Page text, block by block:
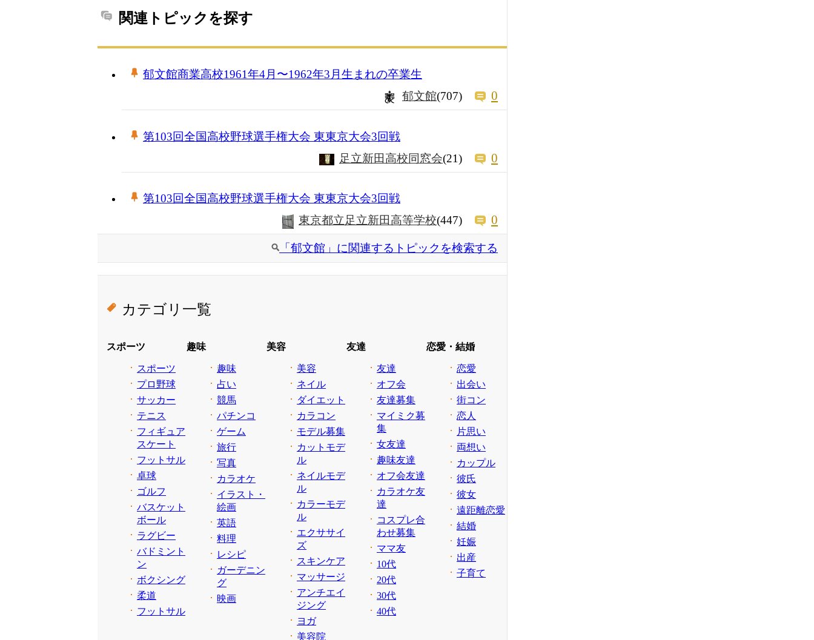
関連トピックを探す
郁文館商業高校1961年4月〜1962年3月生まれの卒業生
郁文館(707) 0
第103回全国高校野球選手権大会 東東京大会3回戦
足立新田高校同窓会(21) 0
第103回全国高校野球選手権大会 東東京大会3回戦
東京都立足立新田高等学校(447) 0
「郁文館」に関連するトピックを検索する
カテゴリ一覧
スポーツ
スポーツ
プロ野球
サッカー
テニス
フィギュア
スケート
フットサル
卓球
ゴルフ
バスケット
ボール
ラグビー
バドミント
ン
ボクシング
柔道
フットサル
趣味
趣味
占い
競馬
パチンコ
ゲーム
旅行
写真
カラオケ
イラスト・
絵画
英語
料理
レシピ
ガーデニン
グ
映画
美容
美容
ネイル
ダイエット
カラコン
モデル募集
カットモデ
ル
ネイルモデ
ル
カラーモデ
ル
エクササイ
ズ
スキンケア
マッサージ
アンチエイ
ジング
ヨガ
美容院
友達
友達
オフ会
友達募集
マイミク募
集
女友達
趣味友達
オフ会友達
カラオケ友
達
コスプレ合
わせ募集
ママ友
10代
20代
30代
40代
恋愛・結婚
恋愛
出会い
街コン
恋人
片思い
両想い
カップル
彼氏
彼女
遠距離恋愛
結婚
妊娠
出産
子育て